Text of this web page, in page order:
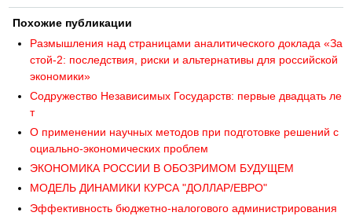
Похожие публикации
Размышления над страницами аналитического доклада «За
стой-2: последствия, риски и альтернативы для российской
экономики»
Содружество Независимых Государств: первые двадцать ле
т
О применении научных методов при подготовке решений с
оциально-экономических проблем
ЭКОНОМИКА РОССИИ В ОБОЗРИМОМ БУДУЩЕМ
МОДЕЛЬ ДИНАМИКИ КУРСА "ДОЛЛАР/ЕВРО"
Эффективность бюджетно-налогового администрирования